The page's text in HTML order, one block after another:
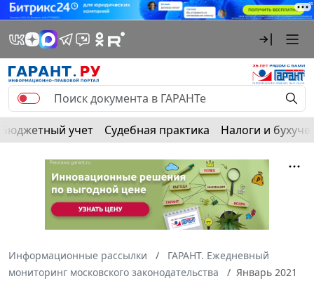
Бюджетный учет Судебная практика Налоги и
Информационные рассылки
ГАРАНТ. Ежедневный
мониторинг московского законодательства
Январь 2021